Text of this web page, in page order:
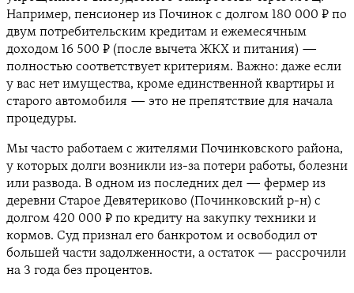
Например, пенсионер из Починок с долгом 180 000 ₽ по
двум потребительским кредитам и ежемесячным
доходом 16 500 ₽ (после вычета ЖКХ и питания) —
полностью соответствует критериям. Важно: даже если
у вас нет имущества, кроме единственной квартиры и
старого автомобиля — это не препятствие для начала
процедуры.
Мы часто работаем с жителями Починковского района,
у которых долги возникли из-за потери работы, болезни
или развода. В одном из последних дел — фермер из
деревни Старое Девятериково (Починковский р-н) с
долгом 420 000 ₽ по кредиту на закупку техники и
кормов. Суд признал его банкротом и освободил от
большей части задолженности, а остаток — рассрочили
на 3 года без процентов.